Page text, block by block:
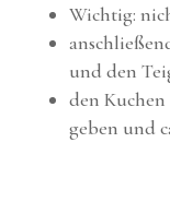
Wichtig:
und den
den
geben und